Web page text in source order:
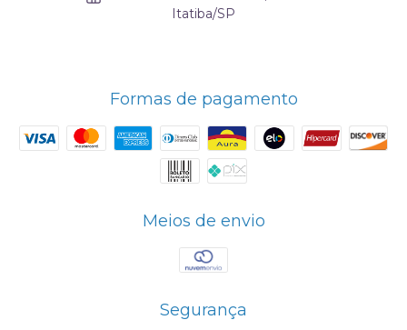
Itatiba/SP
Formas de pagamento
Meios de envio
Segurança